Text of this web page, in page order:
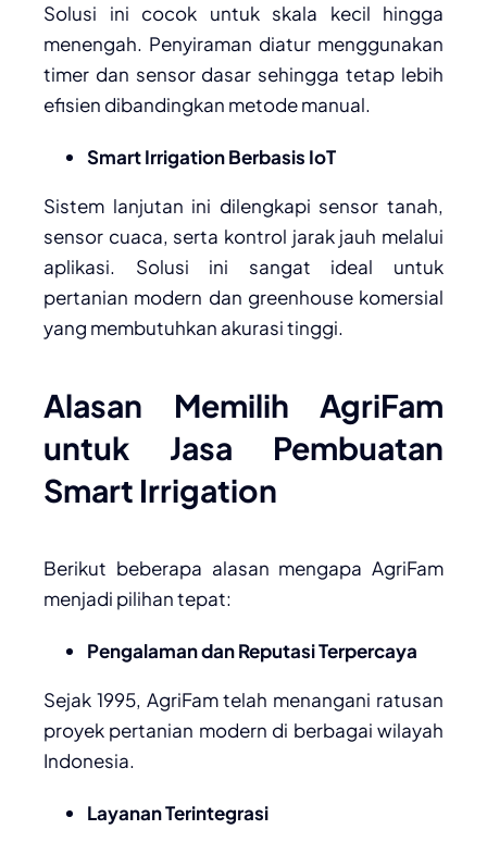
Solusi ini cocok untuk skala kecil hingga
menengah. Penyiraman diatur menggunakan
timer dan sensor dasar sehingga tetap lebih
efisien dibandingkan metode manual.
Smart Irrigation Berbasis IoT
Sistem lanjutan ini dilengkapi sensor tanah,
sensor cuaca, serta kontrol jarak jauh melalui
aplikasi. Solusi ini sangat ideal untuk
pertanian modern dan greenhouse komersial
yang membutuhkan akurasi tinggi.
Alasan Memilih AgriFam
untuk Jasa Pembuatan
Smart Irrigation
Berikut beberapa alasan mengapa AgriFam
menjadi pilihan tepat:
Pengalaman dan Reputasi Terpercaya
Sejak 1995, AgriFam telah menangani ratusan
proyek pertanian modern di berbagai wilayah
Indonesia.
Layanan Terintegrasi